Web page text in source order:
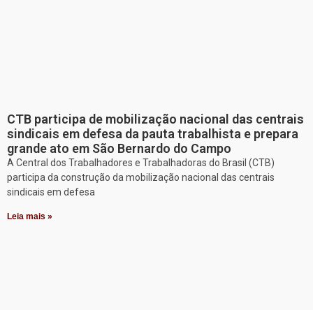
CTB participa de mobilização nacional das centrais
sindicais em defesa da pauta trabalhista e prepara
grande ato em São Bernardo do Campo
A Central dos Trabalhadores e Trabalhadoras do Brasil (CTB)
participa da construção da mobilização nacional das centrais
sindicais em defesa
Leia mais »